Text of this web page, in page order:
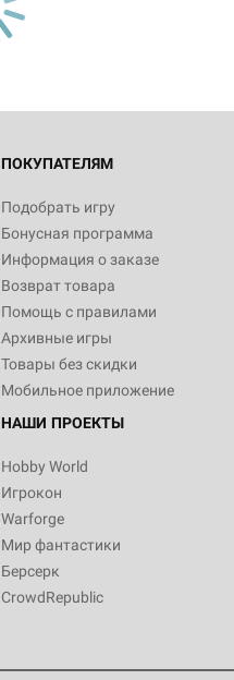
ПОКУПАТЕЛЯМ
Подобрать игру
Бонусная программа
Информация о заказе
Возврат товара
Помощь с правилами
Архивные игры
Товары без скидки
Мобильное приложение
НАШИ ПРОЕКТЫ
Hobby World
Игрокон
Warforge
Мир фантастики
Берсерк
CrowdRepublic